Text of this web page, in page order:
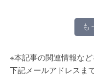
も
※本記事の関連情報な
下記メールアドレスま